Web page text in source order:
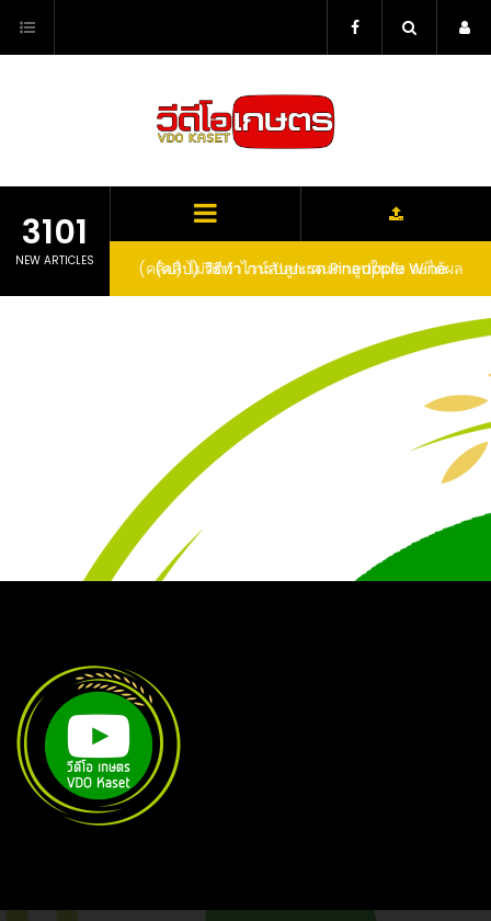
content
3101
NEW ARTICLES
ปในถัง จะได้ผล
expect that
(คลิป) วิธีทำไวน์สับปะรด Pineapple Wine